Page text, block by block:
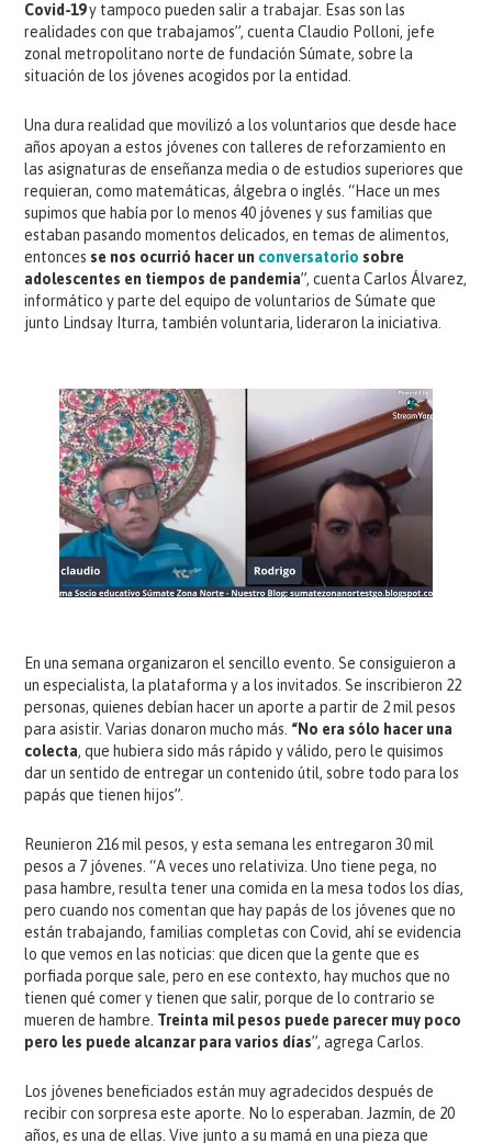
Covid-19y tampoco pueden salir a trabajar. Esas son las
realidades con que trabajamos”, cuenta Claudio Polloni, jefe
zonal metropolitano norte de fundación Súmate, sobre la
situación de los jóvenes acogidos por la entidad.
Una dura realidad que movilizó a los voluntarios que desde hace
años apoyan a estos jóvenes con talleres de reforzamiento en
las asignaturas de enseñanza media o de estudios superiores que
requieran, como matemáticas, álgebra o inglés. “Hace un mes
supimos que había por lo menos 40 jóvenes y sus familias que
estaban pasando momentos delicados, en temas de alimentos,
entonces se nos ocurrió hacer un conversatorio sobre
adolescentes en tiempos de pandemia”, cuenta Carlos Álvarez,
informático y parte del equipo de voluntarios de Súmate que
junto Lindsay Iturra, también voluntaria, lideraron la iniciativa.
En una semana organizaron el sencillo evento. Se consiguieron a
un especialista, la plataforma y a los invitados. Se inscribieron 22
personas, quienes debían hacer un aporte a partir de 2 mil pesos
para asistir. Varias donaron mucho más. “No era sólo hacer una
colecta, que hubiera sido más rápido y válido, pero le quisimos
dar un sentido de entregar un contenido útil, sobre todo para los
papás que tienen hijos”.
Reunieron 216 mil pesos, y esta semana les entregaron 30 mil
pesos a 7 jóvenes. “A veces uno relativiza. Uno tiene pega, no
pasa hambre, resulta tener una comida en la mesa todos los días,
pero cuando nos comentan que hay papás de los jóvenes que no
están trabajando, familias completas con Covid, ahí se evidencia
lo que vemos en las noticias: que dicen que la gente que es
porfiada porque sale, pero en ese contexto, hay muchos que no
tienen qué comer y tienen que salir, porque de lo contrario se
mueren de hambre. Treinta mil pesos puede parecer muy poco
pero les puede alcanzar para varios días”, agrega Carlos.
Los jóvenes beneficiados están muy agradecidos después de
recibir con sorpresa este aporte. No lo esperaban. Jazmín, de 20
años, es una de ellas. Vive junto a su mamá en una pieza que